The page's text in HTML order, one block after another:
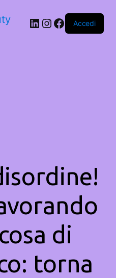
LinkedIn
Instagram
Facebook
Accedi
di
torna